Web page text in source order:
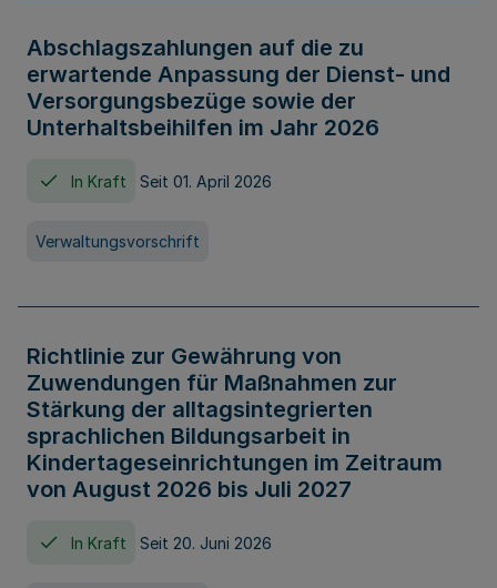
Abschlagszahlungen auf die zu
erwartende Anpassung der Dienst- und
Versorgungsbezüge sowie der
Unterhaltsbeihilfen im Jahr 2026
In Kraft Seit 01. April 2026
Verwaltungsvorschrift
Richtlinie zur Gewährung von
Zuwendungen für Maßnahmen zur
Stärkung der alltagsintegrierten
sprachlichen Bildungsarbeit in
Kindertageseinrichtungen im Zeitraum
von August 2026 bis Juli 2027
In Kraft Seit 20. Juni 2026